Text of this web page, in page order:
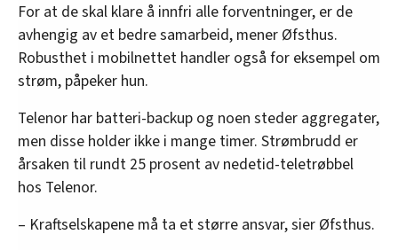
For at de skal klare å innfri alle forventninger, er de
avhengig av et bedre samarbeid, mener Øfsthus.
Robusthet i mobilnettet handler også for eksempel om
strøm, påpeker hun.
Telenor har batteri-backup og noen steder aggregater,
men disse holder ikke i mange timer. Strømbrudd er
årsaken til rundt 25 prosent av nedetid-teletrøbbel
hos Telenor.
– Kraftselskapene må ta et større ansvar, sier Øfsthus.